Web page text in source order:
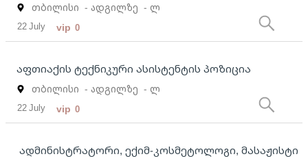
თბილისი - ადგილზე - ლ
22 July vip 0
აფთიაქის ტექნიკური ასისტენტის პოზიცია
თბილისი - ადგილზე - ლ
22 July vip 0
ადმინისტრატორი, ექიმ-კოსმეტოლოგი, მასაჟისტი